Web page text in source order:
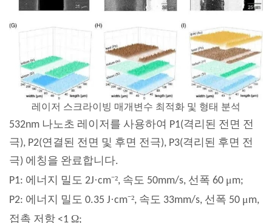
레이저 스크라이빙 매개변수 최적화 및 형태 분석
532nm 나노초 레이저를 사용하여 P1(격리된 전면 전
극), P2(연결된 전면 및 후면 전극), P3(격리된 후면 전
극) 에칭을 완료합니다.
P1: 에너지 밀도 2J·cm⁻², 속도 50mm/s, 선폭 60 μm;
P2: 에너지 밀도 0.35 J·cm⁻², 속도 33mm/s, 선폭 50 μm,
접촉 저항 <1 Ω;